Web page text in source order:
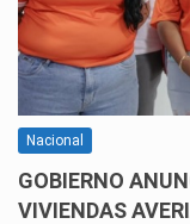
Nacional
GOBIERNO
VIVIENDAS